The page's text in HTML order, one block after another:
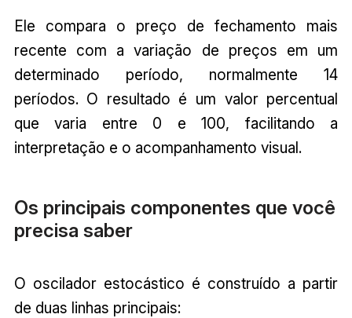
Ele compara o preço de fechamento mais
recente com a variação de preços em um
determinado período, normalmente 14
períodos. O resultado é um valor percentual
que varia entre 0 e 100, facilitando a
interpretação e o acompanhamento visual.
Os principais componentes que você
precisa saber
O oscilador estocástico é construído a partir
de duas linhas principais: